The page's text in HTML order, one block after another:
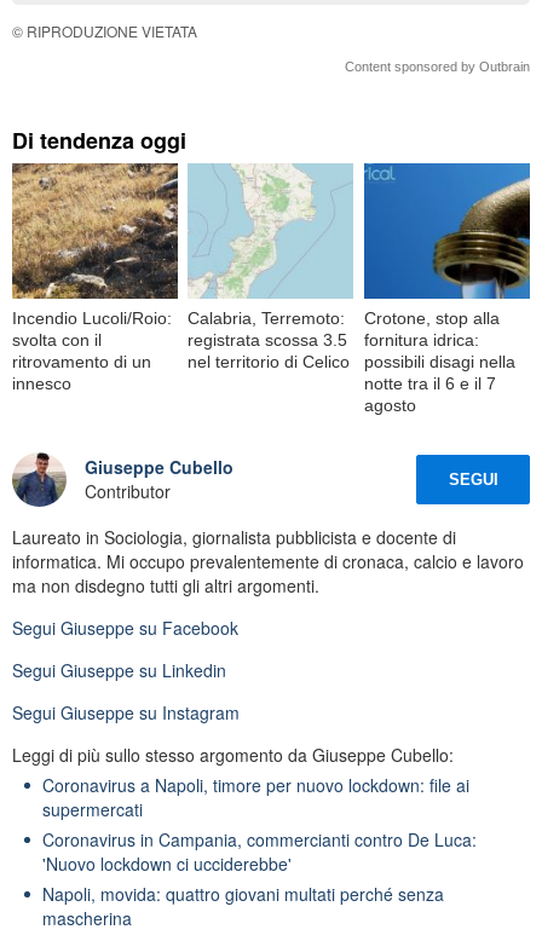
© RIPRODUZIONE VIETATA
Content sponsored by Outbrain
Di tendenza oggi
Incendio Lucoli/Roio:
svolta con il
ritrovamento di un
innesco
Calabria, Terremoto:
registrata scossa 3.5
nel territorio di Celico
Crotone, stop alla
fornitura idrica:
possibili disagi nella
notte tra il 6 e il 7
agosto
Giuseppe Cubello
Contributor
SEGUI
Laureato in Sociologia, giornalista pubblicista e docente di
informatica. Mi occupo prevalentemente di cronaca, calcio e lavoro
ma non disdegno tutti gli altri argomenti.
Segui Giuseppe su Facebook
Segui Giuseppe su Linkedin
Segui Giuseppe su Instagram
Leggi di più sullo stesso argomento da Giuseppe Cubello:
Coronavirus a Napoli, timore per nuovo lockdown: file ai
supermercati
Coronavirus in Campania, commercianti contro De Luca:
'Nuovo lockdown ci ucciderebbe'
Napoli, movida: quattro giovani multati perché senza
mascherina